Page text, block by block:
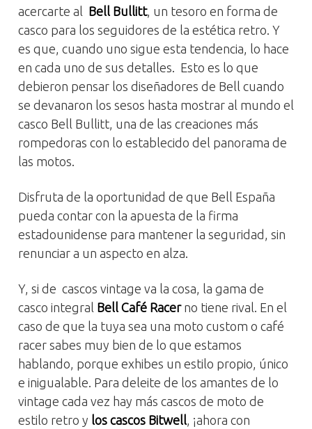
acercarte al Bell Bullitt, un tesoro en forma de
casco para los seguidores de la estética retro. Y
es que, cuando uno sigue esta tendencia, lo hace
en cada uno de sus detalles. Esto es lo que
debieron pensar los diseñadores de Bell cuando
se devanaron los sesos hasta mostrar al mundo el
casco Bell Bullitt, una de las creaciones más
rompedoras con lo establecido del panorama de
las motos.
Disfruta de la oportunidad de que Bell España
pueda contar con la apuesta de la firma
estadounidense para mantener la seguridad, sin
renunciar a un aspecto en alza.
Y, si de cascos vintage va la cosa, la gama de
casco integral Bell Café Racerno tiene rival. En el
caso de que la tuya sea una moto custom o café
racer sabes muy bien de lo que estamos
hablando, porque exhibes un estilo propio, único
e inigualable. Para deleite de los amantes de lo
vintage cada vez hay más cascos de moto de
estilo retro y los cascos Bitwell
, ¡ahora con